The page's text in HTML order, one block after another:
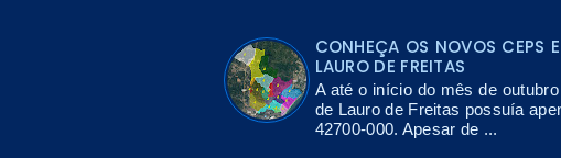
CONHEÇA OS NOVOS CEPS
LAURO DE FREITAS
A até o início do mês de
de Lauro de Freitas possuía
42700-000. Apesar de ...